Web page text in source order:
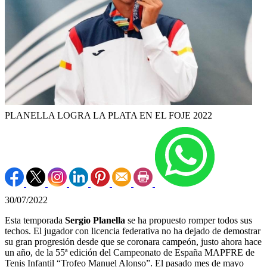
PLANELLA LOGRA LA PLATA EN EL FOJE 2022
30/07/2022
Esta temporada Sergio Planella se ha propuesto romper todos sus
techos. El jugador con licencia federativa no ha dejado de demostrar
su gran progresión desde que se coronara campeón, justo ahora hace
un año, de la 55ª edición del Campeonato de España MAPFRE de
Tenis Infantil “Trofeo Manuel Alonso”. El pasado mes de mayo